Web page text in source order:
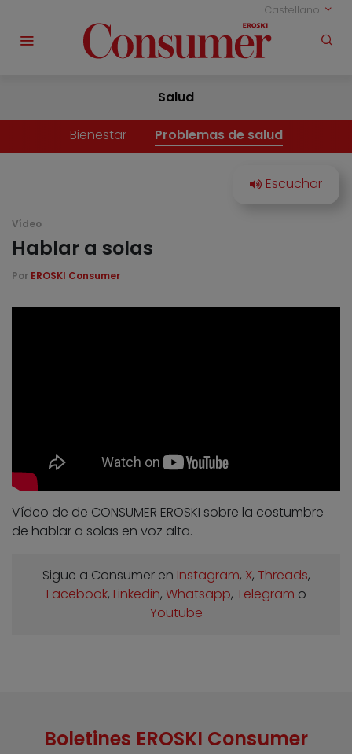
Castellano
Salud
Bienestar Problemas de salud
Vídeo
Hablar a solas
Por EROSKI Consumer
Vídeo de de CONSUMER EROSKI sobre la costumbre
de hablar a solas en voz alta.
Sigue a Consumer en Instagram, X, Threads,
Facebook, Linkedin, Whatsapp, Telegram o
Youtube
Boletines EROSKI Consumer